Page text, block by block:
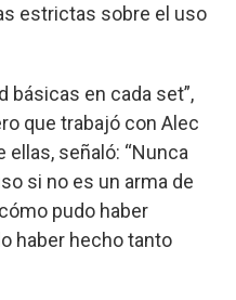
estrictas sobre el uso
básicas en cada set”,
que trabajó con Alec
ellas, señaló: “Nunca
si no es un arma de
pudo haber
haber hecho tanto